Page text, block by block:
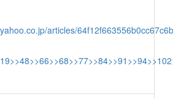
articles/
>>48>>66>>68>>77>>84>>91 >>94>>102